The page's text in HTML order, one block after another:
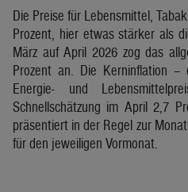
Die Preise für Lebensmittel,
Prozent, hier etwas stärker als
März auf April 2026 zog das
Prozent an. Die Kerninflation –
Energie- und
Schnellschätzung im April 2,7
präsentiert in der Regel zur
für den jeweiligen Vormonat.